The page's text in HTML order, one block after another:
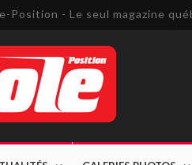
Position - Le seul magazine